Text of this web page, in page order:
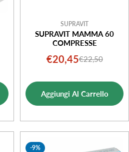
SUPRAVIT
SUPRAVIT MAMMA 60
COMPRESSE
Prezzo
vendita
€20,45Prezzo
€22,50
Aggiungi Al Carrello
-9%